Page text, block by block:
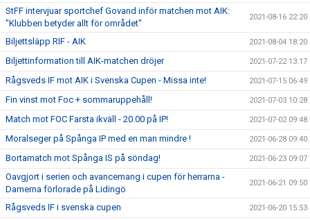
StFF intervjuar sportchef Govand inför matchen mot AIK:
"Klubben betyder allt för området"
2021-08-16 22:20
Biljettsläpp RIF - AIK 2021-08-04 18:20
Biljettinformation till AIK-matchen dröjer 2021-07-22 13:17
Rågsveds IF mot AIK i Svenska Cupen - Missa inte! 2021-07-15 06:49
Fin vinst mot Foc + sommaruppehåll! 2021-07-03 10:28
Match mot FOC Farsta ikväll - 20.00 på IP! 2021-07-02 09:48
Moralseger på Spånga IP med en man mindre ! 2021-06-28 09:40
Bortamatch mot Spånga IS på söndag! 2021-06-23 09:07
Oavgjort i serien och avancemang i cupen för herrarna -
Damerna förlorade på Lidingö
2021-06-21 09:50
Rågsveds IF i svenska cupen 2021-06-20 15:53